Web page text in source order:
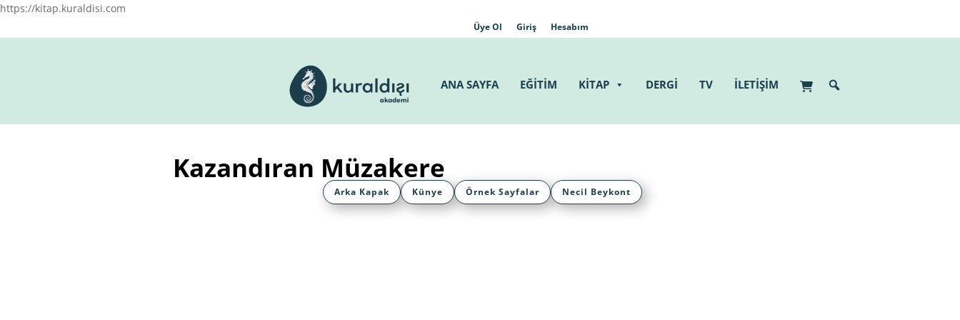
https://kitap.kuraldisi.com
Üye Ol Giriş Hesabım
ANA SAYFA EĞİTİM KİTAP DERGİ TV İLETİŞİM
Kazandıran Müzakere
Arka Kapak Künye Örnek Sayfalar Necil Beykont